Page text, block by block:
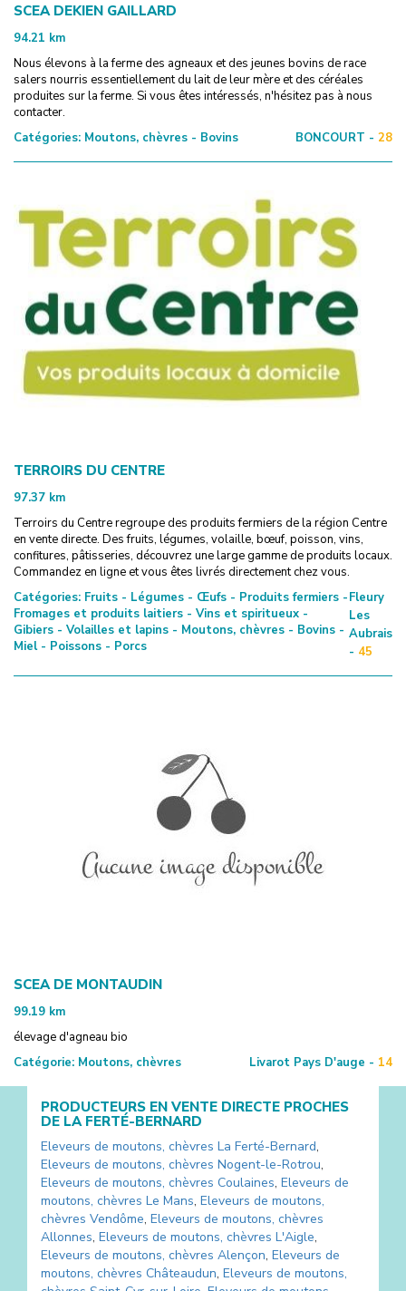
SCEA DEKIEN GAILLARD
94.21 km
Nous élevons à la ferme des agneaux et des jeunes bovins de race
salers nourris essentiellement du lait de leur mère et des céréales
produites sur la ferme. Si vous êtes intéressés, n'hésitez pas à nous
contacter.
Catégories: Moutons, chèvres - Bovins BONCOURT - 28
TERROIRS DU CENTRE
97.37 km
Terroirs du Centre regroupe des produits fermiers de la région Centre
en vente directe. Des fruits, légumes, volaille, bœuf, poisson, vins,
confitures, pâtisseries, découvrez une large gamme de produits locaux.
Commandez en ligne et vous êtes livrés directement chez vous.
Catégories: Fruits - Légumes - Œufs - Produits fermiers -
Fromages et produits laitiers - Vins et spiritueux -
Gibiers - Volailles et lapins - Moutons, chèvres - Bovins -
Miel - Poissons - Porcs
Fleury
Les
Aubrais
- 45
SCEA DE MONTAUDIN
99.19 km
élevage d'agneau bio
Catégorie: Moutons, chèvres Livarot Pays D'auge - 14
PRODUCTEURS EN VENTE DIRECTE PROCHES
DE LA FERTÉ-BERNARD
Eleveurs de moutons, chèvres La Ferté-Bernard,
Eleveurs de moutons, chèvres Nogent-le-Rotrou,
Eleveurs de moutons, chèvres Coulaines, Eleveurs de
moutons, chèvres Le Mans, Eleveurs de moutons,
chèvres Vendôme, Eleveurs de moutons, chèvres
Allonnes, Eleveurs de moutons, chèvres L'Aigle,
Eleveurs de moutons, chèvres Alençon, Eleveurs de
moutons, chèvres Châteaudun, Eleveurs de moutons,